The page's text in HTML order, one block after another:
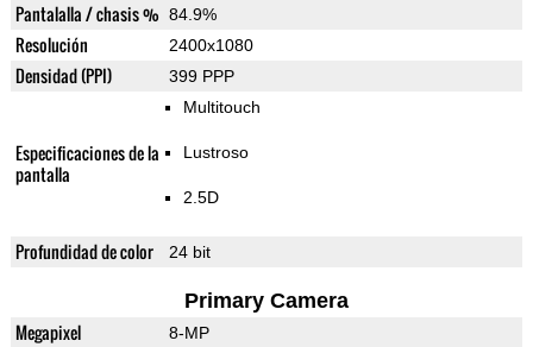
Pantalalla / chasis % 84.9%
Resolución 2400x1080
Densidad (PPI) 399 PPP
Especificaciones de la
pantalla
Multitouch
Lustroso
2.5D
Profundidad de color 24 bit
Primary Camera
Megapixel 8-MP